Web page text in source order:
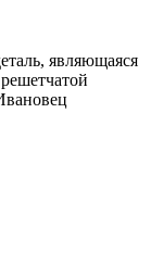
являющаяся